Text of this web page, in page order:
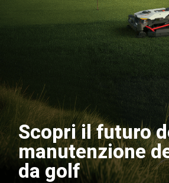
Scopri il futuro
manutenzione
da golf